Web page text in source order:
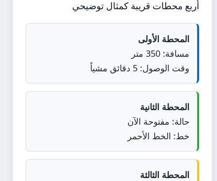
أربع محطات قريبة كمثال توضيحي
المحطة الأولى
مسافة: 350 متر
وقت الوصول: 5 دقائق مشياً
المحطة الثانية
حالة: مفتوحة الآن
خط: الخط الأحمر
المحطة الثالثة